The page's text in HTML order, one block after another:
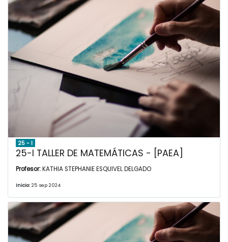
25 - I
25-I TALLER DE MATEMÁTICAS - [PAEA]
Profesor:KATHIA STEPHANIE ESQUIVEL DELGADO
Inicio: 25 sep 2024